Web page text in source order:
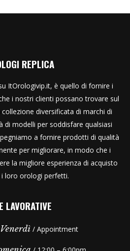
REPLICA
ItOrologivip.it, è quello di fornire i
i nostri clienti possano trovare sul
diversificata di marchi di
di modelli per soddisfare qualsiasi
a fornire prodotti di qualità
per migliorare, in modo che i
la migliore esperienza di acquisto
loro orologi perfetti.
LAVORATIVE
/ Appointment